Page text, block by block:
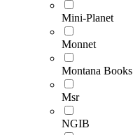
Mini-Planet
Monnet
Montana Books
Msr
NGIB